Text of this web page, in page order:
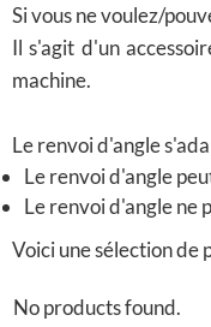
Si vous ne voulez/
Il s'agit d'un
machine.
Le renvoi d'angle
Le renvoi d'angle
Le renvoi d'angle ne
Voici une sélection de
No products found.